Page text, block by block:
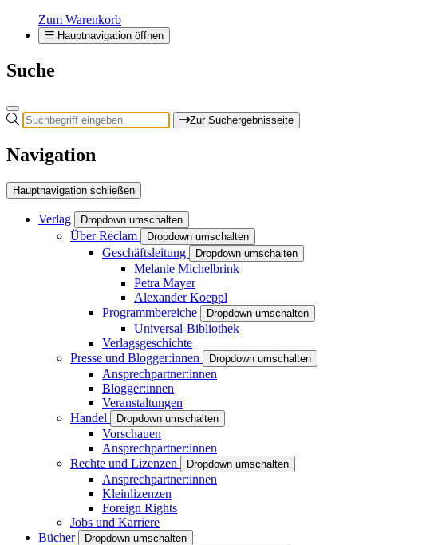
Zum Warenkorb
Hauptnavigation öffnen
Suche
Zur Suchergebnisseite
Navigation
Hauptnavigation schließen
Verlag Dropdown umschalten
Über Reclam Dropdown umschalten
Geschäftsleitung Dropdown umschalten
Melanie Michelbrink
Petra Mayer
Alexander Koeppl
Programmbereiche
Dropdown umschalten
Universal-Bibliothek
Verlagsgeschichte
Presse und Blogger:innen
Dropdown umschalten
Ansprechpartner:innen
Blogger:innen
Veranstaltungen
Handel
Dropdown umschalten
Vorschauen
Ansprechpartner:innen
Rechte und Lizenzen
Dropdown umschalten
Ansprechpartner:innen
Kleinlizenzen
Foreign Rights
Jobs und Karriere
Bücher
Dropdown umschalten